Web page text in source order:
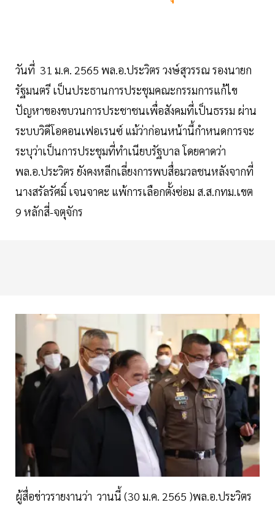
วันที่ 31 ม.ค. 2565 พล.อ.ประวิตร วงษ์สุวรรณ รองนายก
รัฐมนตรี เป็นประธานการประชุมคณะกรรมการแก้ไข
ปัญหาของขบวนการประชาชนเพื่อสังคมที่เป็นธรรม ผ่าน
ระบบวิดีโอคอนเฟอเรนซ์ แม้ว่าก่อนหน้านี้กำหนดการจะ
ระบุว่าเป็นการประชุมที่ทำเนียบรัฐบาล โดยคาดว่า
พล.อ.ประวิตร ยังคงหลีกเลี่ยงการพบสื่อมวลชนหลังจากที่
นางสรัลรัศมิ์ เจนจาคะ แพ้การเลือกตั้งซ่อม ส.ส.กทม.เขต
9 หลักสี่-จตุจักร
ผู้สื่อข่าวรายงานว่า วานนี้ (30 ม.ค. 2565 )พล.อ.ประวิตร​